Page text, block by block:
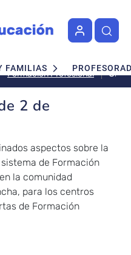
FAMILIAS
Formación Profesional
204/
2 de
aspectos sobre la
de Formación
la comunidad
para los centros
de Formación